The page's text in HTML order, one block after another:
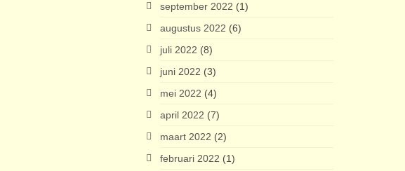
september 2022 (1)
augustus 2022 (6)
juli 2022 (8)
juni 2022 (3)
mei 2022 (4)
april 2022 (7)
maart 2022 (2)
februari 2022 (1)